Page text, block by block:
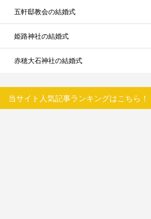
五軒邸教会の結婚式
姫路神社の結婚式
赤穂大石神社の結婚式
当サイト人気記事ランキングはこちら！